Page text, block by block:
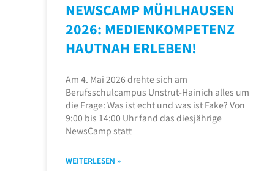
NEWSCAMP MÜHLHAUSEN
2026: MEDIENKOMPETENZ
HAUTNAH ERLEBEN!
Am 4. Mai 2026 drehte sich am
Berufsschulcampus Unstrut-Hainich alles um
die Frage: Was ist echt und was ist Fake? Von
9:00 bis 14:00 Uhr fand das diesjährige
NewsCamp statt
WEITERLESEN »